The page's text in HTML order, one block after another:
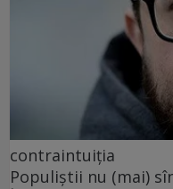
contraintuiţia
Populiștii nu (mai)